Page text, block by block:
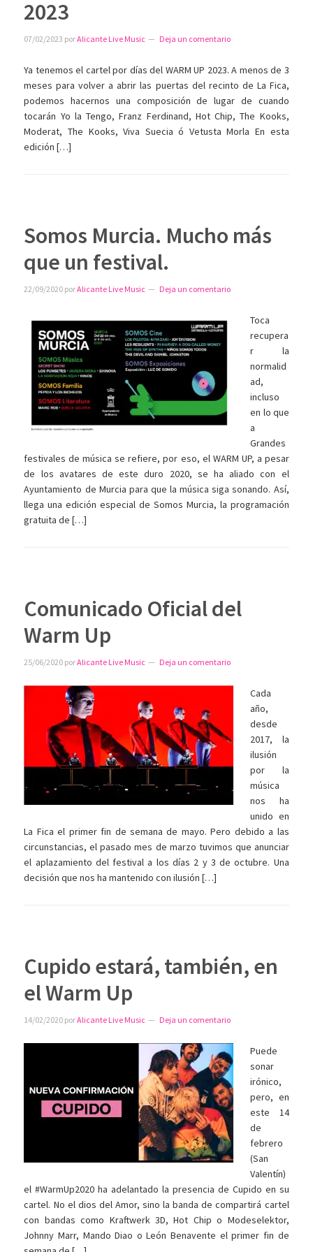
2023
07/02/2023 porAlicante Live Music Deja un comentario
Ya tenemos el cartel por días del WARM UP 2023. A menos de 3
meses para volver a abrir las puertas del recinto de La Fica,
podemos hacernos una composición de lugar de cuando
tocarán Yo la Tengo, Franz Ferdinand, Hot Chip, The Kooks,
Moderat, The Kooks, Viva Suecia ó Vetusta Morla En esta
edición […]
Somos Murcia. Mucho más
que un festival.
22/09/2020 porAlicante Live Music Deja un comentario
Toca
recupera
r la
normalid
ad,
incluso
en lo que
a
Grandes
festivales de música se refiere, por eso, el WARM UP, a pesar
de los avatares de este duro 2020, se ha aliado con el
Ayuntamiento de Murcia para que la música siga sonando. Así,
llega una edición especial de Somos Murcia, la programación
gratuita de […]
Comunicado Oficial del
Warm Up
25/06/2020 porAlicante Live Music Deja un comentario
Cada
año,
desde
2017, la
ilusión
por la
música
nos ha
unido en
La Fica el primer fin de semana de mayo. Pero debido a las
circunstancias, el pasado mes de marzo tuvimos que anunciar
el aplazamiento del festival a los días 2 y 3 de octubre. Una
decisión que nos ha mantenido con ilusión […]
Cupido estará, también, en
el Warm Up
14/02/2020 porAlicante Live Music Deja un comentario
Puede
sonar
irónico,
pero, en
este 14
de
febrero
(San
Valentín)
el #WarmUp2020 ha adelantado la presencia de Cupido en su
cartel. No el dios del Amor, sino la banda de compartirá cartel
con bandas como Kraftwerk 3D, Hot Chip o Modeselektor,
Johnny Marr, Mando Diao o León Benavente el primer fin de